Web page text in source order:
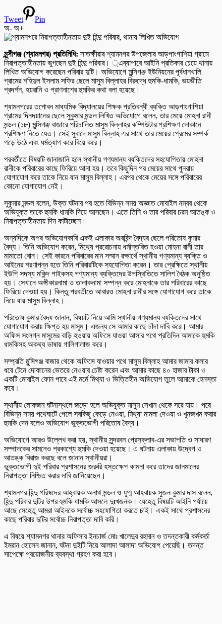
Tweet
Pin
অ- অ+
মুন্সীগঞ্জ (শ্যামনগর) প্রতিনিধি: সাতক্ষীরার শ্যামনগর উপজেলার আড়পাংগাশিয়া গ্রামে
নিরাপত্তাহীনতায় ভুগছেন দুই হিন্দু পরিবার। ্এব্যাপারে আইনি প্রতিকার চেয়ে থানায়
লিখিত অভিযোগ করেছেন পরিবার দুটি। অভিযোগে মুন্সিগঞ্জ ইউনিয়নের পূর্বধানখালি
গ্রামের শহিদুল ইসলাম সফির ছেলে মাসুম বিল্লাহর বিরুদ্ধে হুমকি-ধামকি, ভয়ভীতি
প্রদর্শন, হয়রানি ও প্রাণনাশের হুমকির কথা বলা হয়েছে।
শ্যামনগরের তপোবন মাধ্যমিক বিদ্যালয়ের শিক্ষক প্রতিবন্ধী ব্যক্তি আড়পাংগাশিয়া
গ্রামের দিনদয়ালের ছেলে সুকুমার মন্ডল লিখিত অভিযোগে বলেন, তার মেয়ে মোহনা রানী
মন্ডল (১৮) মুন্সিগঞ্জ বাজারে পরিচালিত মাসুম বিল্লাহর কম্পিউটার প্রশিক্ষণ দোকানে
প্রশিক্ষণ নিতে যেত। সেই সুবাদে মাসুম বিল্লাহ এর সাথে তার মেয়ের প্রেমের সম্পর্ক
গড়ে উঠে এবং ধর্মত্যাগ করে বিয়ে করে।
পরবর্তীতে বিষয়টি জানাজানি হলে স্থানীয় গণ্যমান্য ব্যক্তিদের সহযোগিতায় মোহনা
রানীকে পরিবারের কাছে ফিরিয়ে আনা হয়। তবে কিছুদিন পর মেয়ের সাথে পুনরায়
যোগাযোগ করে তাকে নিয়ে যান মাসুম বিল্লাহ। এরপর থেকে মেয়ের সঙ্গে পরিবারের
কোনো যোগাযোগ নেই।
সুকুমার মন্ডল বলেন, উক্ত ঘটনার পর হতে বিভিন্ন সময় অজ্ঞাত মোবাইল নম্বর থেকে
অভিযুক্ত তাকে হুমকি ধামকি দিয়ে আসছেন। এতে তিনি ও তার পরিবার চরম আতঙ্ক ও
নিরাপত্তাহীনতায় দিন কাটাচ্ছেন।
অন্যদিকে অপর অভিযোগকারি একই এলাকার অরবিন্দ বৈদ্যর ছেলে পরিতোষ কুমার
বৈদ্য। তিনি অভিযোগ করেন, মিথ্যে প্ররোচনায় ধর্মান্তরিত হওয়া মোহনা রানী তার
মামাতো বোন। সেই কারনে পরিবারের মান সম্মান রক্ষার্থে স্থানীয় গণ্যমান্য ব্যক্তি ও
আইনের শরণাপন্ন হতে তিনি পরিবারটিকে সহযোগিতা করেন। তার প্রেক্ষিতে স্থানীয়
ইউপি সদস্য মকিন্দ পাইকসহ গণ্যমান্য ব্যক্তিদের উপস্থিতিতে সালিশ বৈঠক অনুষ্ঠিত
হয়। সেখানে অঙ্গীকারনামা ও তালাকনামা সম্পন্ন করে মোহনাকে তার পরিবারের কাছে
ফিরিয়ে দেওয়া হয়। কিন্তু পরবর্তীতে আবারও মোহনা রানীর সঙ্গে যোগাযোগ করে তাকে
নিয়ে যায় মাসুম বিল্লাহ।
পরিতোষ কুমার বৈদ্য জানান, বিষয়টি নিয়ে আমি স্থানীয় গণ্যমান্য ব্যক্তিদের সাথে
যোগাযোগ করায় ক্ষিপ্ত হয় মাসুম। এজন্য সে আমার কাছে চাঁদা দাবি করে। আমার
অফিস সংলগ্ন মাসুমের বাড়ি হওয়ায় অফিসে যাওয়া আসার পথে প্রতিদিন আমাকে হুমকি
ধামকিসহ অকথ্য ভাষায় গালিগালাজ করে।
সম্প্রতি মুন্সিগঞ্জ বাজার থেকে অফিসে যাওয়ার পথে মাসুম বিল্লাহ আমার জামার কলার
ধরে টেনে দোকানের ভেতরে নেওয়ার চেষ্টা করেন এবং আমার কাছে ৪০ হাজার টাকা ও
একটি মোবাইল ফোন পাবে এই মর্মে মিথ্যা ও ভিত্তিহীন অভিযোগ তুলে আমাকে হেনস্তা
করে।
স্থানীয় লোকজন ঘটনাস্থলে জড়ো হলে অভিযুক্ত মাসুম সেখান থেকে সরে যায়। পরে
বিভিন্ন সময় পথেঘাটে পেলে সবকিছু কেড়ে নেওয়া, মিথ্যা মামলা দেওয়া ও খুনজখম করার
হুমকি দেন বলেও অভিযোগ ভুক্তভোগী পরিতোষ বৈদ্য।
অভিযোগে আরও উল্লেখ করা হয়, স্থানীয় সুন্দরবন প্রেসক্লাব-এর সভাপতি ও সাধারণ
সম্পাদকের সামনেও প্রকাশ্যে হুমকি দেওয়া হয়েছে। এ ঘটনায় এলাকায় উদ্বেগ ও
আতঙ্ক বিরাজ করছে বলে জানান স্থানীয়রা।
ভুক্তভোগী দুই পরিবার প্রশাসনের জরুরি হস্তক্ষেপ কামনা করে তাদের জানমালের
নিরাপত্তা নিশ্চিত করার দাবি জানিয়েছেন।
শ্যামনগর হিন্দু পরিষদের আহ্বায়ক অনাথ মন্ডল ও যুগ্ম আহবায়ক সুজন কুমার দাস বলেন,
হিন্দু পরিবার দুটির উপর হুমকি ধামকি আসলে দুঃখজনক। যেহেতু বিষয়টি আইনি পর্যায়ে
আছে সেহেতু আমরা আইনকে সর্বোচ্চ সহযোগিতা করতে চাই। একই সাথে প্রশাসনের
কাছে পরিবার দুটির সর্বোচ্চ নিরাপত্তা দাবি করি।
এ বিষয়ে শ্যামনগর থানার অফিসার ইনচার্জ মোঃ খালেদুর রহমান ও তদন্তকারী কর্মকর্তা
ইমরান হোসেন জানান, ঘটনা দুইটি নিয়ে আলাদা আলাদা অভিযোগ পেয়েছি। তদন্ত
সাপেক্ষে প্রয়োজনীয় ব্যবস্থা গ্রহণ করা হবে।